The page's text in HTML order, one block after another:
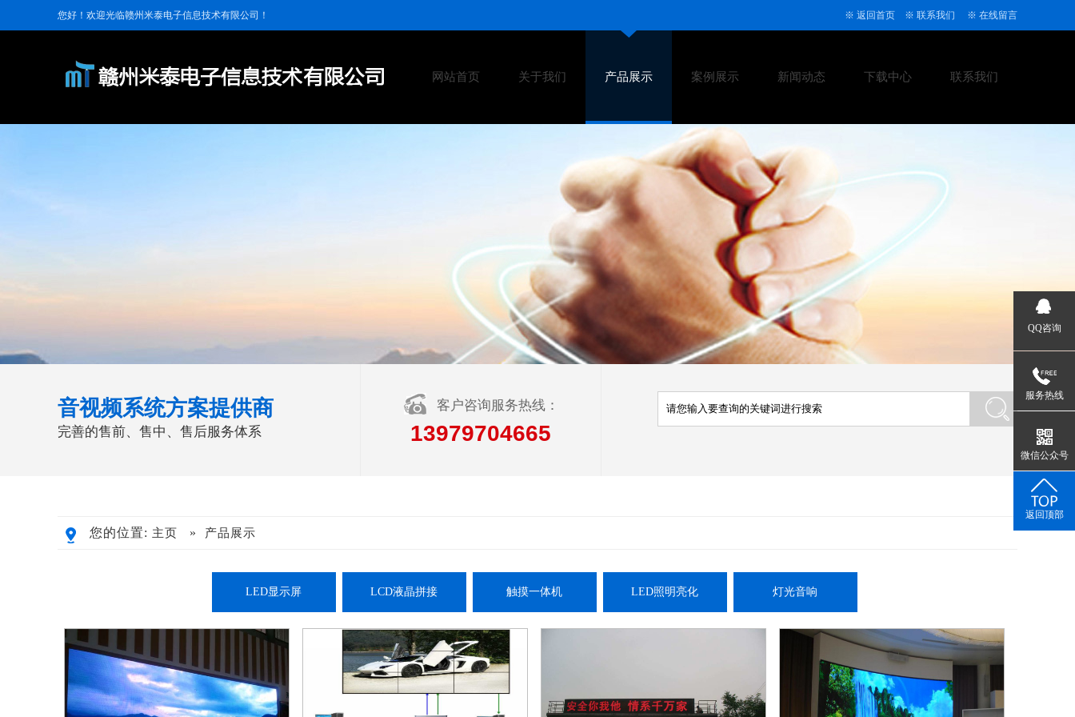
您好！欢迎光临赣州米泰电子信息技术有限公司！ ※ 返回首页 ※ 联系我们 ※ 在线留言
网站首页 关于我们 产品展示 案例展示 新闻动态 下载中心 联系我们
音视频系统方案提供商
完善的售前、售中、售后服务体系
客户咨询服务热线：
13979704665
您的位置: 主页 » 产品展示
LED显示屏 LCD液晶拼接 触摸一体机 LED照明亮化 灯光音响
QQ咨询
服务热线
微信公众号
返回顶部